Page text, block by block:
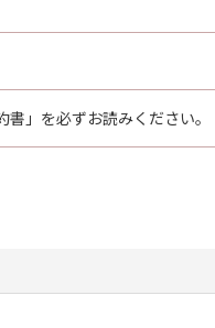
」を必ずお読みください。